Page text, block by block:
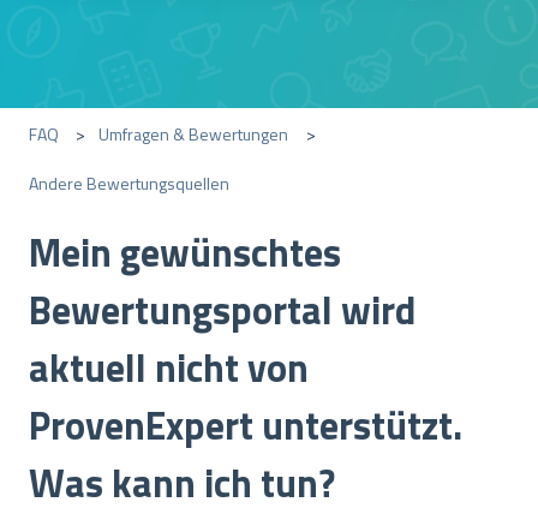
FAQ
Umfragen & Bewertungen
Andere Bewertungsquellen
Mein gewünschtes
Bewertungsportal wird
aktuell nicht von
ProvenExpert unterstützt.
Was kann ich tun?